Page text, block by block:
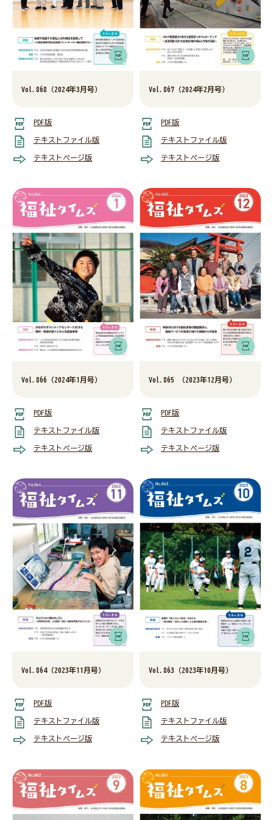
Vol.868（2024年3月号）
PDF版
テキストファイル版
テキストページ版
Vol.867（2024年2月号）
PDF版
テキストファイル版
テキストページ版
Vol.866（2024年1月号）
PDF版
テキストファイル版
テキストページ版
Vol.865 （2023年12月号）
PDF版
テキストファイル版
テキストページ版
Vol.864（2023年11月号）
PDF版
テキストファイル版
テキストページ版
Vol.863（2023年10月号）
PDF版
テキストファイル版
テキストページ版
会員・関係者専用ページ
ニュース
福祉タイムズ
福祉に関する図書のあっせん・紹介
神奈川県社協公式SNS
採用情報
所在地・連絡先
リンク
サイトマップ
サイト内検索
当サイトご利用に当たって
著作権・免責事項
個人情報保護について
アクセシビリティについて